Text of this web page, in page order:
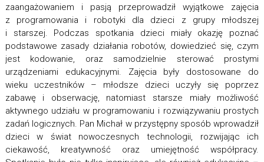
zaangażowaniem i pasją przeprowadził wyjątkowe zajęcia
z programowania i robotyki dla dzieci z grupy młodszej
i starszej. Podczas spotkania dzieci miały okazję poznać
podstawowe zasady działania robotów, dowiedzieć się, czym
jest kodowanie, oraz samodzielnie sterować prostymi
urządzeniami edukacyjnymi. Zajęcia były dostosowane do
wieku uczestników – młodsze dzieci uczyły się poprzez
zabawę i obserwację, natomiast starsze miały możliwość
aktywnego udziału w programowaniu i rozwiązywaniu prostych
zadań logicznych. Pan Michał w przystępny sposób wprowadził
dzieci w świat nowoczesnych technologii, rozwijając ich
ciekawość, kreatywność oraz umiejętność współpracy.